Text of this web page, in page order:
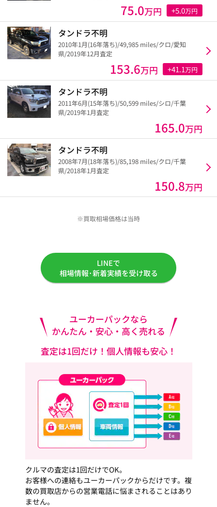
75.0万円 +5.0万円
タンドラ不明
2010年1月(16年落ち)/49,985 miles/クロ/愛知
県/2019年12月査定
153.6万円 +41.1万円
タンドラ不明
2011年6月(15年落ち)/50,599 miles/シロ/千葉
県/2019年1月査定
165.0万円
タンドラ不明
2008年7月(18年落ち)/85,198 miles/クロ/千葉
県/2018年1月査定
150.8万円
※買取相場価格は当時
LINEで
相場情報･新着実績を受け取る
ユーカーパックなら
かんたん・安心・高く売れる
査定は1回だけ！個人情報も安心！
クルマの査定は1回だけでOK。
お客様への連絡もユーカーパックからだけです。複
数の買取店からの営業電話に悩まされることはあり
ません。